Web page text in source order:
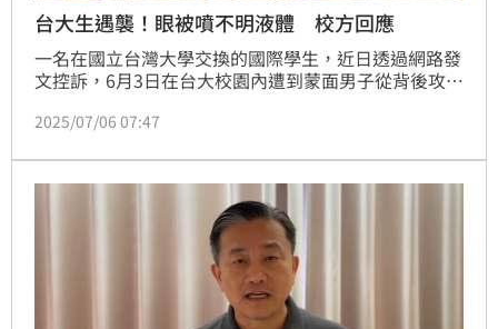
台大生遇襲！眼被噴不明液體 校方回應
一名在國立台灣大學交換的國際學生，近日透過網路發
文控訴，6月3日在台大校園內遭到蒙面男子從背後攻
傷，必須由救護車送往台北仁愛醫院治療。學生指控後
終未收到任何來自台大的正式通知，包括校方對該名加
害學生的調查結果或處置情況。對此，台大晚間回應，
事發第一時間就全力協助學生，包括聯絡救護車送醫院
2025/07/06 07:47